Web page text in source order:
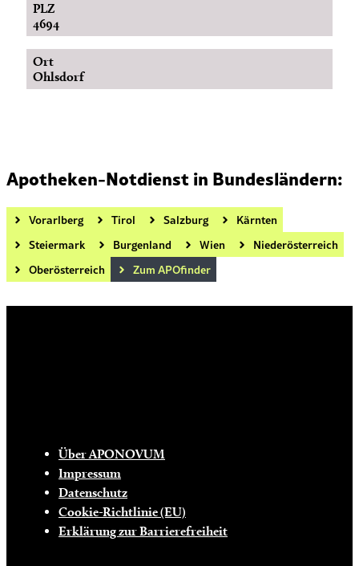
PLZ
4694
Ort
Ohlsdorf
Apotheken-Notdienst in Bundesländern:
Vorarlberg Tirol Salzburg
Kärnten
Steiermark
Burgenland Wien
Niederösterreich
Oberösterreich
Zum APOfinder
Über APONOVUM
Impressum
Datenschutz
Cookie-Richtlinie (EU)
Erklärung zur Barrierefreiheit